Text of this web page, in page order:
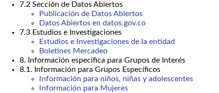
7.2 Sección de Datos Abiertos
Publicación de Datos Abiertos
Datos Abiertos en datos.gov.co
7.3 Estudios e Investigaciones
Estudios e Investigaciones de la entidad
Boletines Mercadeo
8. Información específica para Grupos de Interés
8.1. Información para Grupos Específicos
Información para niños, niñas y adolescentes
Información para Mujeres